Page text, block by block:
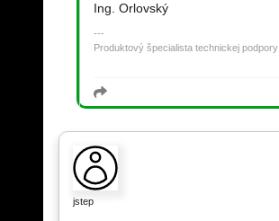
Ing. Orlovský
Produktový špecialista technickej podpory
jstep